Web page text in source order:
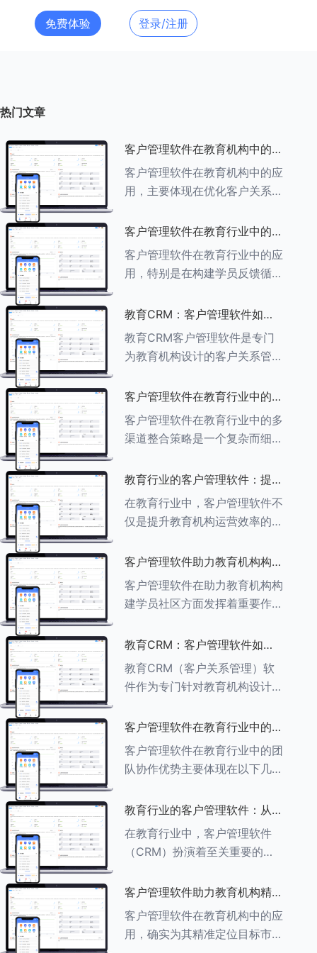
免费体验 登录/注册
热门文章
客户管理软件在教育机构中的应
用探索
客户管理软件在教育机构中的应
用，主要体现在优化客户关系管
作效率及促进业务增长等多个方
面。以下是对客户管理软件在教
育机构中应用的具体探索：
###一、
客户管理软件在教育行业中的学
员反馈循环机制
客户管理软件在教育行业中的应
用，特别是在构建学员反馈循环
用。以下是对客户管理软件在教
育行业中学员反馈循环机制的详
细分析： ###一、学员反馈循
环机制
教育CRM：客户管理软件如何
助力教育机构实现可持续发展
教育CRM客户管理软件是专门
为教育机构设计的客户关系管理
家长、教师及其他相关方的互
动，对教育机构实现可持续发展
具有重要意义。以下是教育
CRM如何助力教育
客户管理软件在教育行业中的多
渠道整合策略
客户管理软件在教育行业中的多
渠道整合策略是一个复杂而细致
多种渠道，提升教育机构的市场
竞争力、客户满意度和运营效
率。以下是对这一策略的具体分
析： ###
教育行业的客户管理软件：提升
家长参与度的关键
在教育行业中，客户管理软件不
仅是提升教育机构运营效率的重
促进家校合作的关键。以下将详
细探讨如何通过教育行业的客户
管理软件来提升家长的参与度。
###
客户管理软件助力教育机构构建
学员社区
客户管理软件在助力教育机构构
建学员社区方面发挥着重要作
述其助力作用： ###一、学员
信息管理 客户管理软件具备强
大的学员信息管理功能，能够集
中存储
教育CRM：客户管理软件如何
增强教育品牌影响力
教育CRM（客户关系管理）软
件作为专门针对教育机构设计的
影响力方面发挥着重要作用。以
下详细分析教育CRM软件如何
助力提升教育品牌影响力：
###一、
客户管理软件在教育行业中的团
队协作优势
客户管理软件在教育行业中的团
队协作优势主要体现在以下几个
与共享 客户管理软件作为强大
的信息存储库，能够整合并记录
学生的基本信息（如姓名、年
龄、联
教育行业的客户管理软件：从招
生到毕业的全方位管理
在教育行业中，客户管理软件
（CRM）扮演着至关重要的角
全方位管理，提升教育机构的管
理效率和学员满意度。以下是一
些适合教育行业的CRM软件及
其功能特点：
客户管理软件助力教育机构精准
定位目标市场
客户管理软件在教育机构中的应
用，确实为其精准定位目标市场